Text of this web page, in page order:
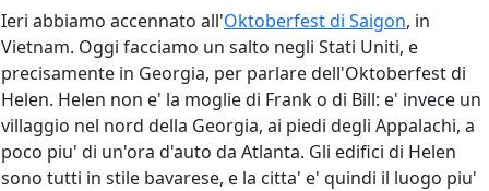
Ieri abbiamo accennato all'Oktoberfest di Saigon, in
Vietnam. Oggi facciamo un salto negli Stati Uniti, e
precisamente in Georgia, per parlare dell'Oktoberfest di
Helen. Helen non e' la moglie di Frank o di Bill: e' invece un
villaggio nel nord della Georgia, ai piedi degli Appalachi, a
poco piu' di un'ora d'auto da Atlanta. Gli edifici di Helen
sono tutti in stile bavarese, e la citta' e' quindi il luogo piu'